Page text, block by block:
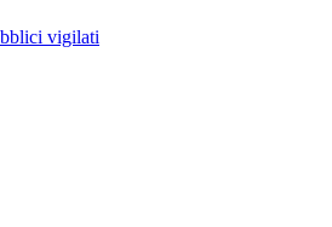
vigilati